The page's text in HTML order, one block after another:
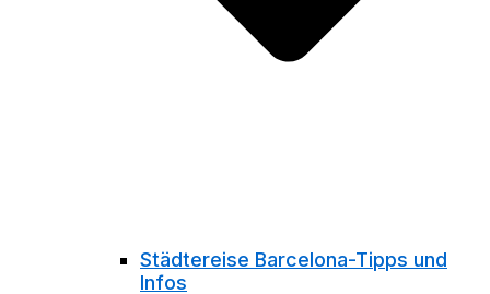
Städtereise Barcelona-Tipps und
Infos